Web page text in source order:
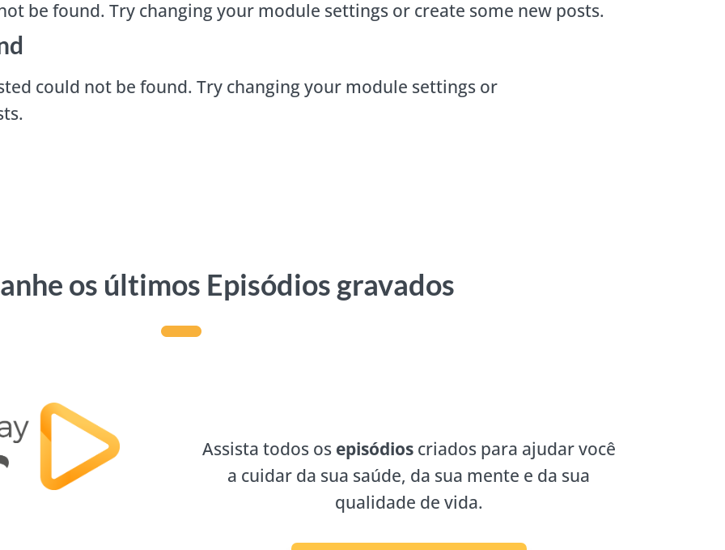
be found. Try changing your module settings or create some new posts.
could not be found. Try changing your module settings or
os últimos Episódios gravados
Assista todos os episódioscriados para ajudar você
a cuidar da sua saúde, da sua mente e da sua
qualidade de vida.